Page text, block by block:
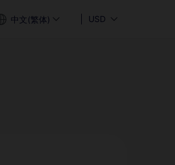
中文(繁体) USD